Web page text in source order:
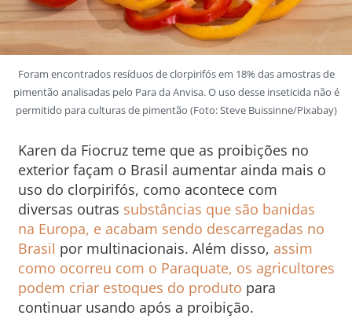
Foram encontrados resíduos de clorpirifós em 18% das amostras de
pimentão analisadas pelo Para da Anvisa. O uso desse inseticida não é
permitido para culturas de pimentão (Foto: Steve Buissinne/Pixabay)
Karen da Fiocruz teme que as proibições no
exterior façam o Brasil aumentar ainda mais o
uso do clorpirifós, como acontece com
diversas outras substâncias que são banidas
na Europa, e acabam sendo descarregadas no
Brasil por multinacionais. Além disso, assim
como ocorreu com o Paraquate, os agricultores
podem criar estoques do produto para
continuar usando após a proibição.